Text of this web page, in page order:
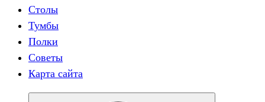
Столы
Тумбы
Полки
Советы
Карта сайта